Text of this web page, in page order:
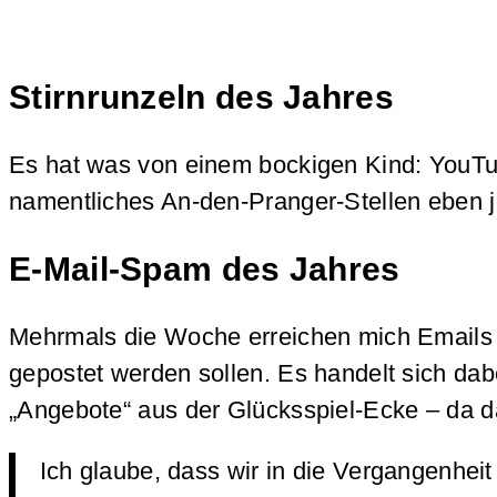
Stirnrunzeln des Jahres
Es hat was von einem bockigen Kind:
namentliches An-den-Pranger-Stellen
E-Mail-Spam des Jahres
Mehrmals die Woche erreichen mich
gepostet werden sollen. Es handelt sich
„Angebote“ aus der Glücksspiel-Ecke –
Ich glaube, dass wir in die